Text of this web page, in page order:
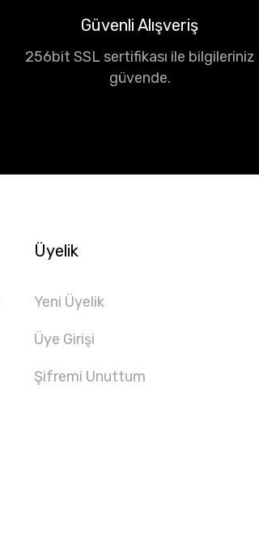
Güvenli Alışveriş
256bit SSL sertifikası ile bilgileriniz
güvende.
Üyelik
Yeni Üyelik
Üye Girişi
Şifremi Unuttum